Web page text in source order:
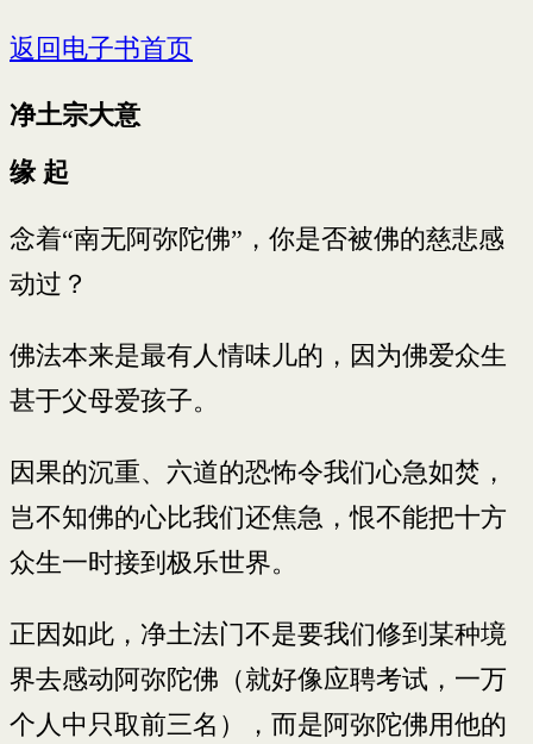
返回电子书首页
净土宗大意
缘 起
念着“南无阿弥陀佛”，你是否被佛的慈悲感
动过？
佛法本来是最有人情味儿的，因为佛爱众生
甚于父母爱孩子。
因果的沉重、六道的恐怖令我们心急如焚，
岂不知佛的心比我们还焦急，恨不能把十方
众生一时接到极乐世界。
正因如此，净土法门不是要我们修到某种境
界去感动阿弥陀佛（就好像应聘考试，一万
个人中只取前三名），而是阿弥陀佛用他的